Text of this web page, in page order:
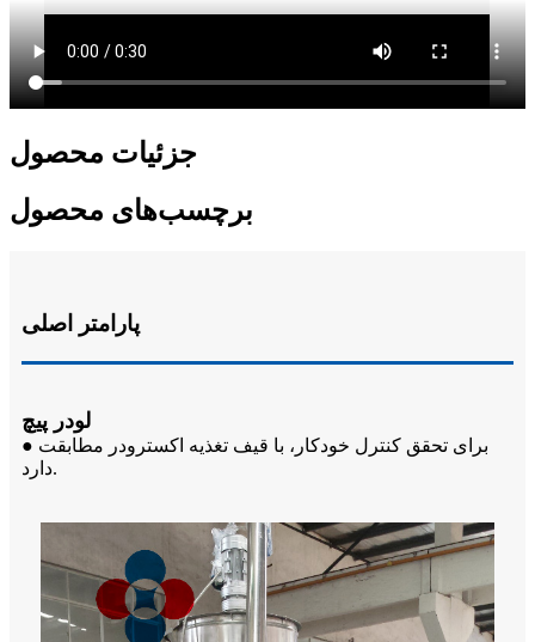
جزئیات محصول
برچسب‌های محصول
پارامتر اصلی
لودر پیچ
● برای تحقق کنترل خودکار، با قیف تغذیه اکسترودر مطابقت
دارد.